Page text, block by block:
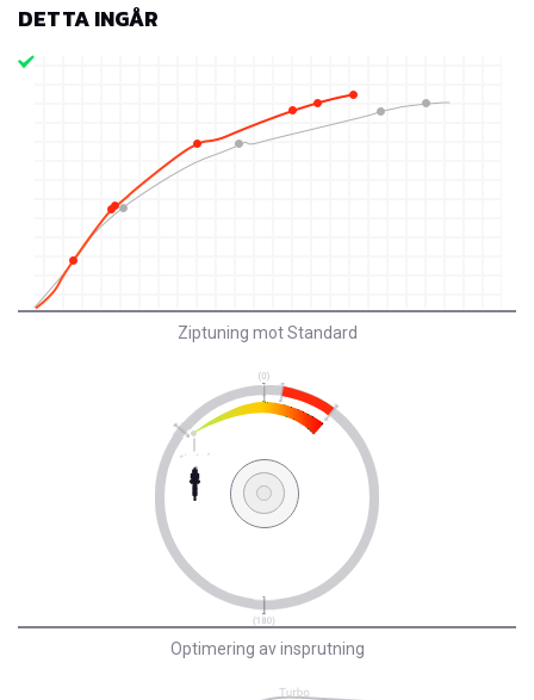
DETTA INGÅR
Ziptuning mot Standard
Optimering av insprutning